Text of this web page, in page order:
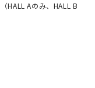
HALL Aのみ、HALL B